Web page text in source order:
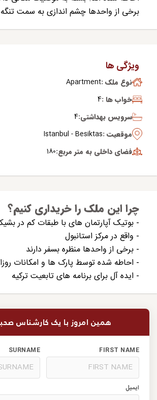
برخی از واحدها چشم اندازی به سمت تنگه
ویژگی ها
نوع ملک :Apartment
خواب ها :4
سرویس بهداشتی:4
موقعیت :Istanbul - Besiktas
فضای داخلی به متر مربع:180
چرا این ملک را خریداری کنیم؟
- بوتیک آپارتمان های با طبقات کم در
- واقع در مرکز استانبول
- برخی از واحدها منظره بسفر دارند
- احاطه شده توسط پارک ها و امکانات
- ایده آل برای برنامه های تابعیت ترکیه
همین امروز با یک کارشناس
FIRST NAME
SURNAME
ایمیل